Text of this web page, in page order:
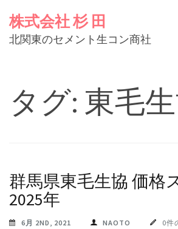
(Enter
株式会社 杉 田
北関東のセメント生コン商社
タグ: 東毛
群馬県東毛生協 価格
2025年
6月 2ND, 2021 NAOTO 0件